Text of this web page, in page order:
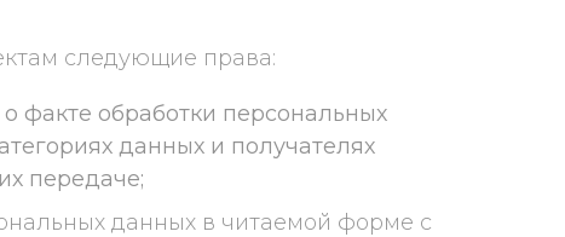
следующие права:
факте обработки персональных
данных и получателях
передаче;
данных в читаемой форме с